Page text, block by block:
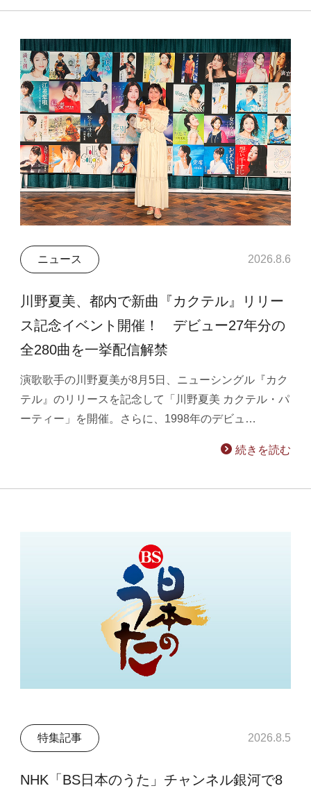
ニュース 2026.8.6
川野夏美、都内で新曲『カクテル』リリー
ス記念イベント開催！ デビュー27年分の
全280曲を一挙配信解禁
演歌歌手の川野夏美が8月5日、ニューシングル『カク
テル』のリリースを記念して「川野夏美 カクテル・パ
ーティー」を開催。さらに、1998年のデビュ…
続きを読む
特集記事 2026.8.5
NHK「BS日本のうた」チャンネル銀河で8